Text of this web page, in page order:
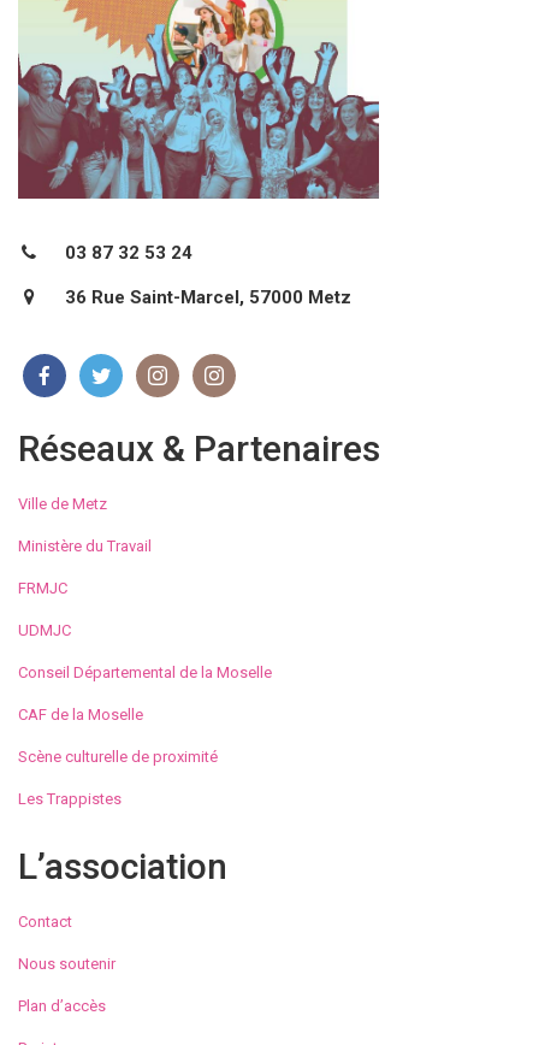
03 87 32 53 24
36 Rue Saint-Marcel, 57000 Metz
Réseaux & Partenaires
Ville de Metz
Ministère du Travail
FRMJC
UDMJC
Conseil Départemental de la Moselle
CAF de la Moselle
Scène culturelle de proximité
Les Trappistes
L’association
Contact
Nous soutenir
Plan d’accès